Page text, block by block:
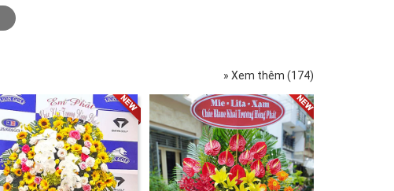
» Xem thêm (174)